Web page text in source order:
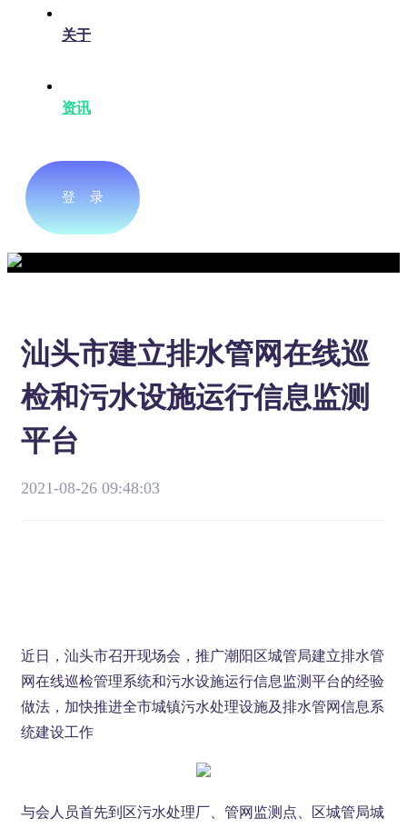
关于
资讯
登 录
汕头市建立排水管网在线巡
检和污水设施运行信息监测
平台
2021-08-26 09:48:03
近日，汕头市召开现场会，推广潮阳区城管局建立排水管
网在线巡检管理系统和污水设施运行信息监测平台的经验
做法，加快推进全市城镇污水处理设施及排水管网信息系
统建设工作
与会人员首先到区污水处理厂、管网监测点、区城管局城